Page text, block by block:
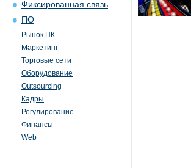
Фиксированная связь
ПО
Рынок ПК
Маркетинг
Торговые сети
Оборудование
Outsourcing
Кадры
Регулирование
Финансы
Web